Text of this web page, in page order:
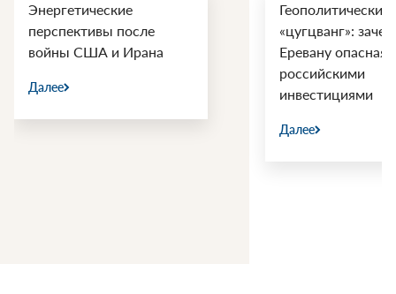
Геополитический
«цугцванг»: зачем
Еревану опасная игра с